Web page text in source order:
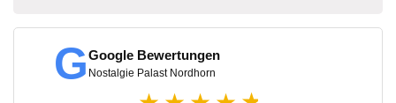
GGoogle Bewertungen
Nostalgie Palast Nordhorn